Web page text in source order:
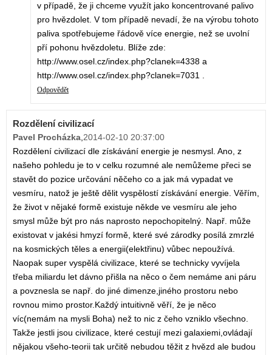
v případě, že ji chceme využít jako koncentrované palivo
pro hvězdolet. V tom případě nevadí, že na výrobu tohoto
paliva spotřebujeme řádově více energie, než se uvolní
pří pohonu hvězdoletu. Blíže zde:
http://www.osel.cz/index.php?clanek=4338 a
http://www.osel.cz/index.php?clanek=7031 .
Odpovědět
Rozdělení civilizací
Pavel Procházka,2014-02-10 20:37:00
Rozdělení civilizací dle získávání energie je nesmysl. Ano, z
našeho pohledu je to v celku rozumné ale nemůžeme přeci se
stavět do pozice určování něčeho co a jak má vypadat ve
vesmíru, natož je ještě dělit vyspělostí získávání energie. Věřím,
že život v nějaké formě existuje někde ve vesmíru ale jeho
smysl může být pro nás naprosto nepochopitelný. Např. může
existovat v jakési hmyzí formě, které své zárodky posílá zmrzlé
na kosmických těles a energii(elektřinu) vůbec nepoužívá.
Naopak super vyspělá civilizace, které se technicky vyvíjela
třeba miliardu let dávno přišla na něco o čem nemáme ani páru
a povznesla se např. do jiné dimenze,jiného prostoru nebo
rovnou mimo prostor.Každý intuitivně věří, že je něco
víc(nemám na mysli Boha) než to nic z čeho vzniklo všechno.
Takže jestli jsou civilizace, které cestují mezi galaxiemi,ovládají
nějakou všeho-teorii tak určitě nebudou těžit z hvězd ale budou